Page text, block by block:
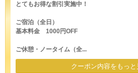
とてもお得な割引実施中！
ご宿泊（全日）
基本料金 1000円OFF
ご休憩・ノータイム（全...
クーポン内容をもっと